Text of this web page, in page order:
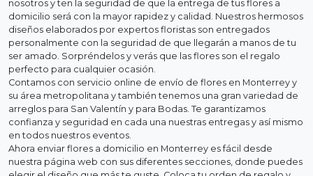
nosotros y ten la seguridad de que la entrega de tus flores a
domicilio será con la mayor rapidez y calidad. Nuestros hermosos
diseños elaborados por expertos floristas son entregados
personalmente con la seguridad de que llegarán a manos de tu
ser amado. Sorpréndelos y verás que las flores son el regalo
perfecto para cualquier ocasión.
Contamos con servicio online de envío de flores en Monterrey y
su área metropolitana y también tenemos una gran variedad de
arreglos para San Valentín y para Bodas. Te garantizamos
confianza y seguridad en cada una nuestras entregas y así mismo
en todos nuestros eventos.
Ahora enviar flores a domicilio en Monterrey es fácil desde
nuestra página web con sus diferentes secciones, donde puedes